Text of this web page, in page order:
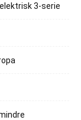
3-serie